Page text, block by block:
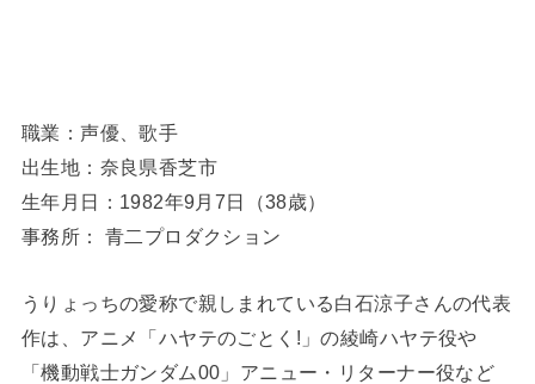
職業：声優、歌手
出生地：奈良県香芝市
生年月日：1982年9月7日（38歳）
事務所： 青二プロダクション
うりょっちの愛称で親しまれている白石涼子さんの代表
作は、アニメ「ハヤテのごとく!」の綾崎ハヤテ役や
「機動戦士ガンダム00」アニュー・リターナー役など